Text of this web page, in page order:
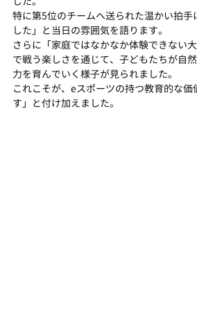
特に第5位のチームへ送られた温かい拍手
した」と当日の雰囲気を語ります。
さらに「家庭ではなかなか体験できない
で戦う楽しさを通じて、子どもたちが自
力を育んでいく様子が見られました。
これこそが、eスポーツの持つ教育的な価
す」と付け加えました。